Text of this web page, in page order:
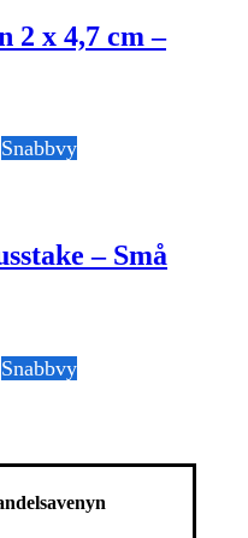
2 x 4,7 cm –
Snabbvy
– Små
Snabbvy